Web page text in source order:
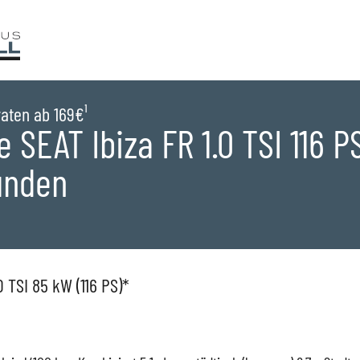
ab 169€¹
SEAT Ibiza FR 1.0 TSI 116
TSI 85 kW (116 PS)*